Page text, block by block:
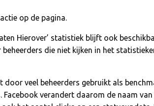
op de pagina.
Hierover’ statistiek blijft ook
die niet kijken in het
veel beheerders gebruikt als
Facebook verandert daarom de naam